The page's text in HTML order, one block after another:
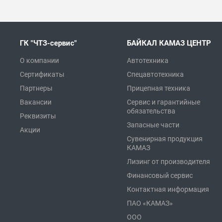
ГК "ЧТЗ-сервис"
О компании
Сертификаты
Партнеры
Вакансии
Реквизиты
Акции
БАЙКАЛ КАМАЗ ЦЕНТР
Автотехника
Спецавтотехника
Прицепная техника
Сервис и гарантийные
обязательства
Запасные части
Сувенирная продукция
КАМАЗ
Лизинг от производителя
Финансовый сервис
Контактная информация
ПАО «КАМАЗ»
ООО